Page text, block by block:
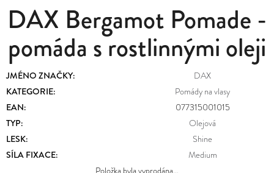
OBLIČEJ
A
PROMOTION
DAX Bergamot Pomade -
pomáda s rostlinnými oleji
JMÉNO ZNAČKY:
DAX
KATEGORIE:
Pomády na vlasy
EAN:
077315001015
TYP:
Olejová
LESK:
Shine
SÍLA FIXACE:
Medium
Položka byla vyprodána…
P
T
Ř
E
B
U
J